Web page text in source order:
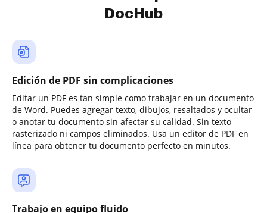
DocHub
Edición de PDF sin complicaciones
Editar un PDF es tan simple como trabajar en un documento
de Word. Puedes agregar texto, dibujos, resaltados y ocultar
o anotar tu documento sin afectar su calidad. Sin texto
rasterizado ni campos eliminados. Usa un editor de PDF en
línea para obtener tu documento perfecto en minutos.
Trabajo en equipo fluido